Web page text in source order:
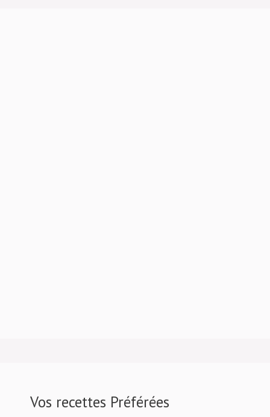
Vos recettes Préférées